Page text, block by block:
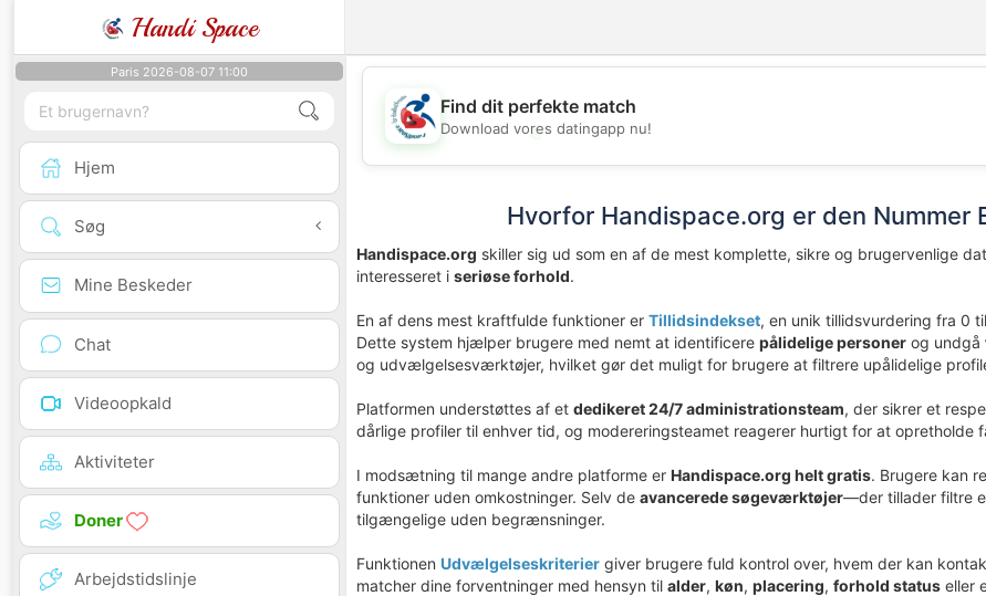
Handi Space
Paris 2026-08-07 11:00
Hjem
Søg
Mine Beskeder
Chat
Videoopkald
Aktiviteter
Doner
Arbejdstidslinje
💖
Find dit perfekte match
Download vores datingapp nu!
Hvorfor Handispace.org er den Nummer
Handispace.org skiller sig ud som en af de mest komplette, sikre og brugervenlige
interesseret i seriøse forhold.
En af dens mest kraftfulde funktioner er Tillidsindekset, en unik tillidsvurdering fra 0
Dette system hjælper brugere med nemt at identificere pålidelige personer og undgå
og udvælgelsesværktøjer, hvilket gør det muligt for brugere at filtrere upålidelige
Platformen understøttes af et dedikeret 24/7 administrationsteam, der sikrer et
dårlige profiler til enhver tid, og modereringsteamet reagerer hurtigt for at opretholde
I modsætning til mange andre platforme er Handispace.org helt gratis. Brugere kan
funktioner uden omkostninger. Selv de avancerede søgeværktøjer—der tillader filtre
tilgængelige uden begrænsninger.
Funktionen Udvælgelseskriterier giver brugere fuld kontrol over, hvem der kan
matcher dine forventninger med hensyn til alder, køn, placering, forhold status eller